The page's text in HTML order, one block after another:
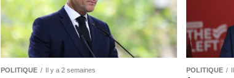
POLITIQUE Il y a 2 semaines POLITIQUE